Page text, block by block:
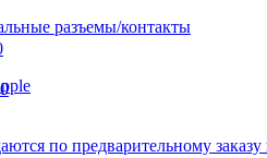
0
по предварительному заказу
разъемы/контакты